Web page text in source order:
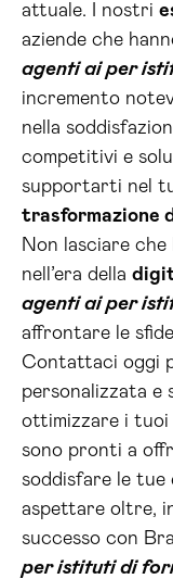
attuale. I nostri
aziende che
agenti ai per
incremento
nella
competitivi e
supportarti nel
trasformazione
Non lasciare
nell’era della
agenti ai per
affrontare le
Contattaci oggi
personalizzata e
ottimizzare i tuoi
sono pronti a
soddisfare le tue
aspettare oltre,
successo con
per istituti di